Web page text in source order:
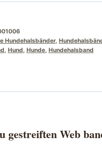
Hundehalsbänder,
, Hund, Hunde, Hundehalsband
Web